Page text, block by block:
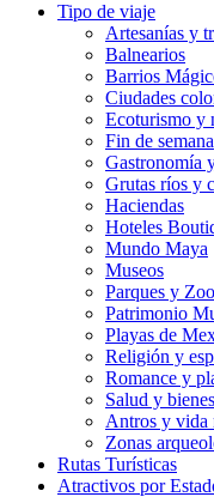
Tipo de viaje
Artesanías y
Balnearios
Barrios
Ciudades
Ecoturismo y
Fin de semana
Gastronomía
Grutas ríos y
Haciendas
Hoteles
Mundo Maya
Museos
Parques y
Patrimonio
Playas de
Religión y
Romance y
Salud y
Antros y vida
Zonas
Rutas Turísticas
Atractivos por